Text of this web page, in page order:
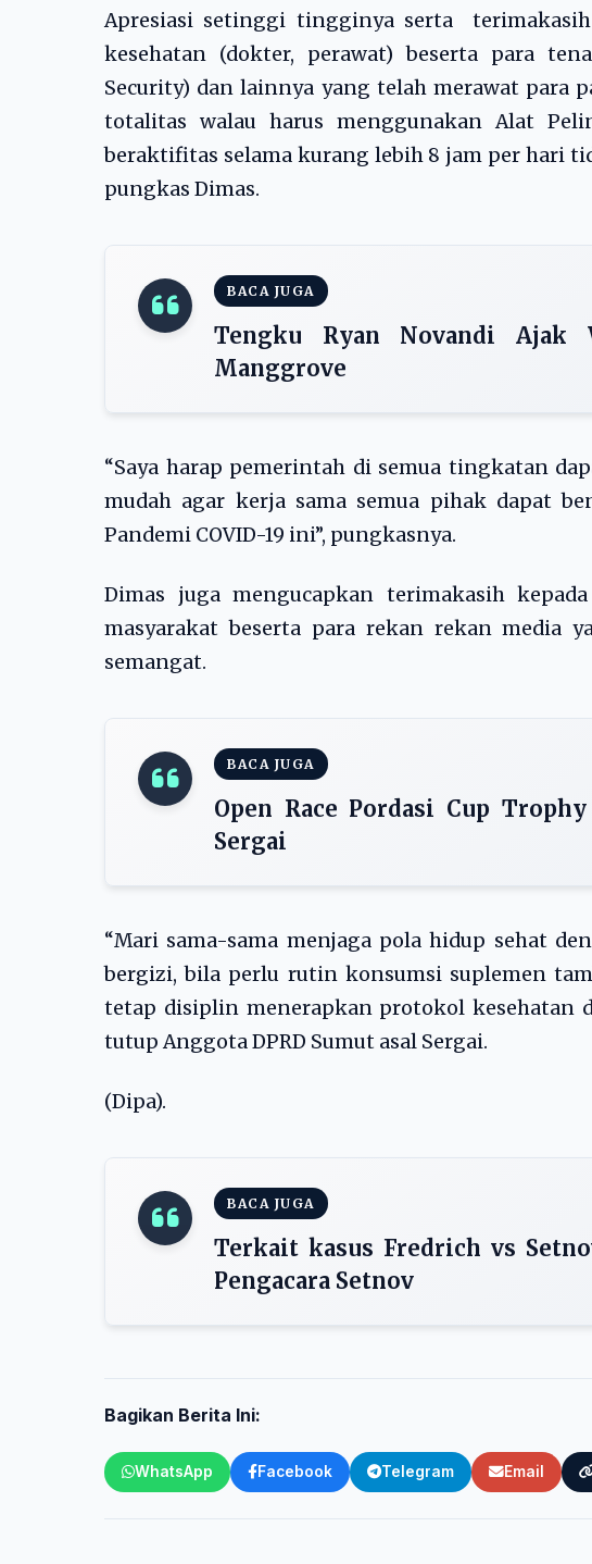
Apresiasi setinggi tingginya serta
kesehatan (dokter, perawat) beserta para
Security) dan lainnya yang telah merawat para
totalitas walau harus menggunakan Alat
beraktifitas selama kurang lebih 8 jam per hari
pungkas Dimas.
BACA JUGA
Tengku Ryan Novandi Ajak
Manggrove
“Saya harap pemerintah di semua tingkatan
mudah agar kerja sama semua pihak dapat
Pandemi COVID-19 ini”, pungkasnya.
Dimas juga mengucapkan terimakasih
masyarakat beserta para rekan rekan media
semangat.
BACA JUGA
Open Race Pordasi Cup
Sergai
“Mari sama-sama menjaga pola hidup sehat
bergizi, bila perlu rutin konsumsi suplemen
tetap disiplin menerapkan protokol kesehatan
tutup Anggota DPRD Sumut asal Sergai.
(Dipa).
BACA JUGA
Terkait kasus Fredrich vs
Pengacara Setnov
Bagikan Berita Ini:
WhatsApp Facebook Telegram Email